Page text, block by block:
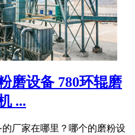
磨设备 780环辊磨
...
厂家在哪里？哪个的磨粉设